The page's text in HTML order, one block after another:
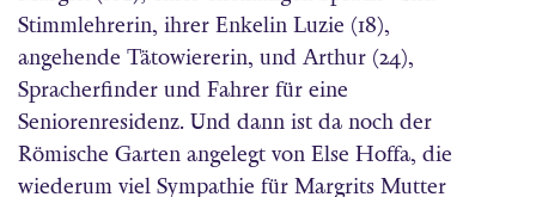
Stimmlehrerin, ihrer Enkelin Luzie (18),
angehende Tätowiererin, und Arthur (24),
Spracherfinder und Fahrer für eine
Seniorenresidenz. Und dann ist da noch der
Römische Garten angelegt von Else Hoffa, die
wiederum viel Sympathie für Margrits Mutter